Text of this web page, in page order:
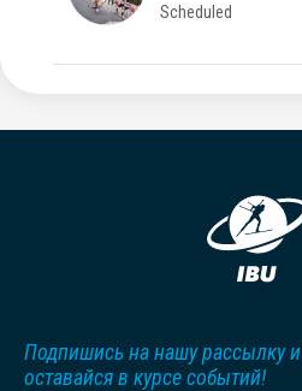
Scheduled
Подпишись на нашу рассылку и
оставайся в курсе событий!